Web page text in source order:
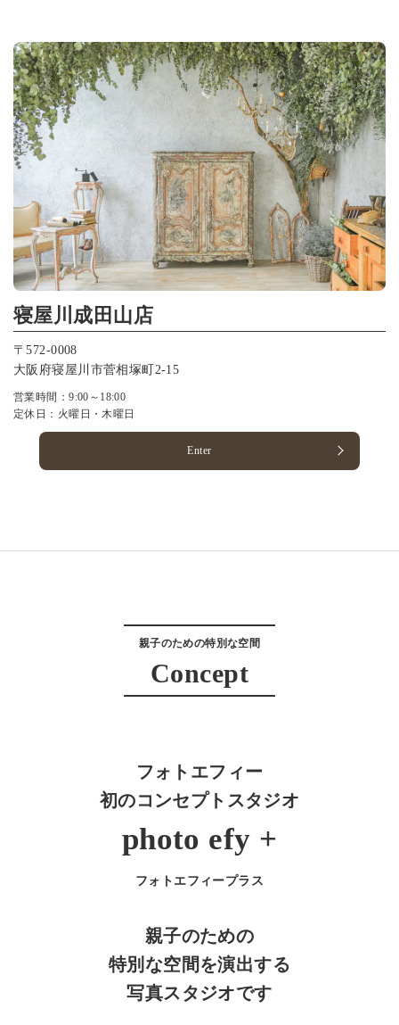
寝屋川成田山店
〒572-0008
大阪府寝屋川市菅相塚町2-15
営業時間：9:00～18:00
定休日：火曜日・木曜日
Enter
親子のための特別な空間
Concept
フォトエフィー
初のコンセプトスタジオ
photo efy +
フォトエフィープラス
親子のための
特別な空間を演出する
写真スタジオです